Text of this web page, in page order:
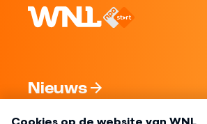
Nieuws